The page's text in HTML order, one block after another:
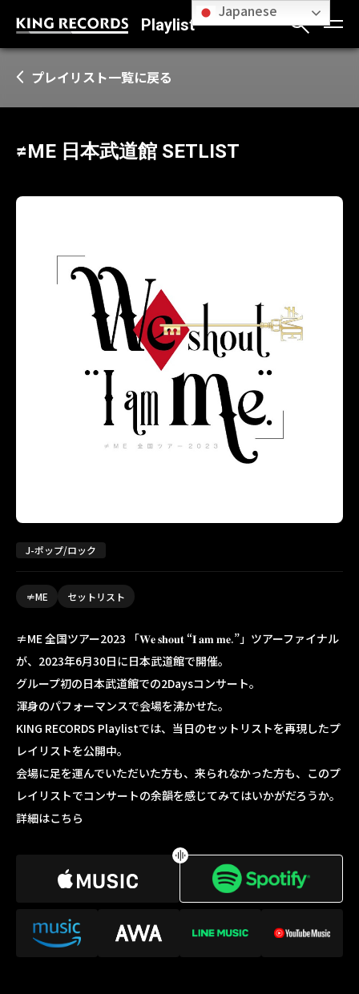
Playlist
プレイリスト一覧に戻る
≠ME 日本武道館 SETLIST
J-ポップ/ロック
≠ME セットリスト
≠ME 全国ツアー2023 「𝐖𝐞 𝐬𝐡𝐨𝐮𝐭 “𝐈 𝐚𝐦 𝐦𝐞.”」ツアーファイナル
が、2023年6月30日に日本武道館で開催。
グループ初の日本武道館での2Daysコンサート。
渾身のパフォーマンスで会場を沸かせた。
KING RECORDS Playlistでは、当日のセットリストを再現したプ
レイリストを公開中。
会場に足を運んでいただいた方も、来られなかった方も、このプ
レイリストでコンサートの余韻を感じてみてはいかがだろうか。
詳細はこちら
Japanese